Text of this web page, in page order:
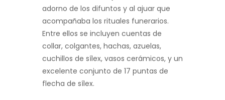
adorno de los difuntos y al ajuar que
acompañaba los rituales funerarios.
Entre ellos se incluyen cuentas de
collar, colgantes, hachas, azuelas,
cuchillos de sílex, vasos cerámicos, y un
excelente conjunto de 17 puntas de
flecha de sílex.